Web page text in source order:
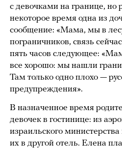
с девочками на границе, но
некоторое время одна из
сообщение: «Мама, мы в
пограничников, связь
пять часов следующее:
все хорошо: мы нашли
Там только одно плохо —
предупреждения».
В назначенное время
девочек в гостинице: из
израильского
их в другой отель. Елена